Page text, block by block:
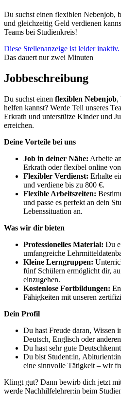
Du suchst einen flexiblen Nebenjob,
und gleichzeitig Geld verdienen
Teams bei Studienkreis!
Diese Stellenanzeige ist leider inaktiv.
Das dauert nur zwei Minuten
Jobbeschreibung
Du suchst einen flexiblen Nebenjob,
helfen kannst? Werde Teil unseres
Erkrath und unterstütze Kinder und
erreichen.
Deine Vorteile bei uns
Job in deiner Nähe: Arbeite
Erkrath oder flexibel online
Flexibler Verdienst: Erhalte
und verdiene bis zu 800 €.
Flexible Arbeitszeiten:
und passe es perfekt an dein
Lebenssituation an.
Was wir dir bieten
Professionelles Material: Du
umfangreiche
Kleine Lerngruppen:
fünf Schülern ermöglicht dir,
einzugehen.
Kostenlose Fortbildungen:
Fähigkeiten mit unseren
Dein Profil
Du hast Freude daran, Wissen
Deutsch, Englisch oder
Du hast sehr gute
Du bist Student:in,
eine sinnvolle Tätigkeit – wir
Klingt gut? Dann bewirb dich jetzt
werde Nachhilfelehrer:in beim